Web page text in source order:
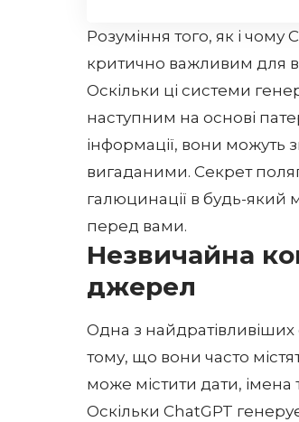
Розуміння того, як і
критично важливим для
Оскільки ці системи
наступним на основі
інформації, вони можуть
вигаданими. Секрет
галюцинації в будь-який
перед вами.
Незвичайна
джерел
Одна з
тому, що вони часто
може містити дати, імена
Оскільки ChatGPT